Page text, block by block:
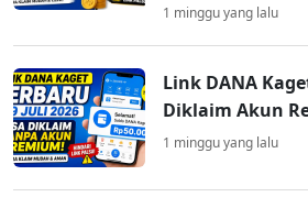
1 minggu yang lalu
Link DANA
Diklaim Akun
1 minggu yang lalu